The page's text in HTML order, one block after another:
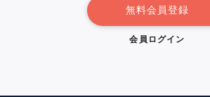
無料会員登録
会員ログイン